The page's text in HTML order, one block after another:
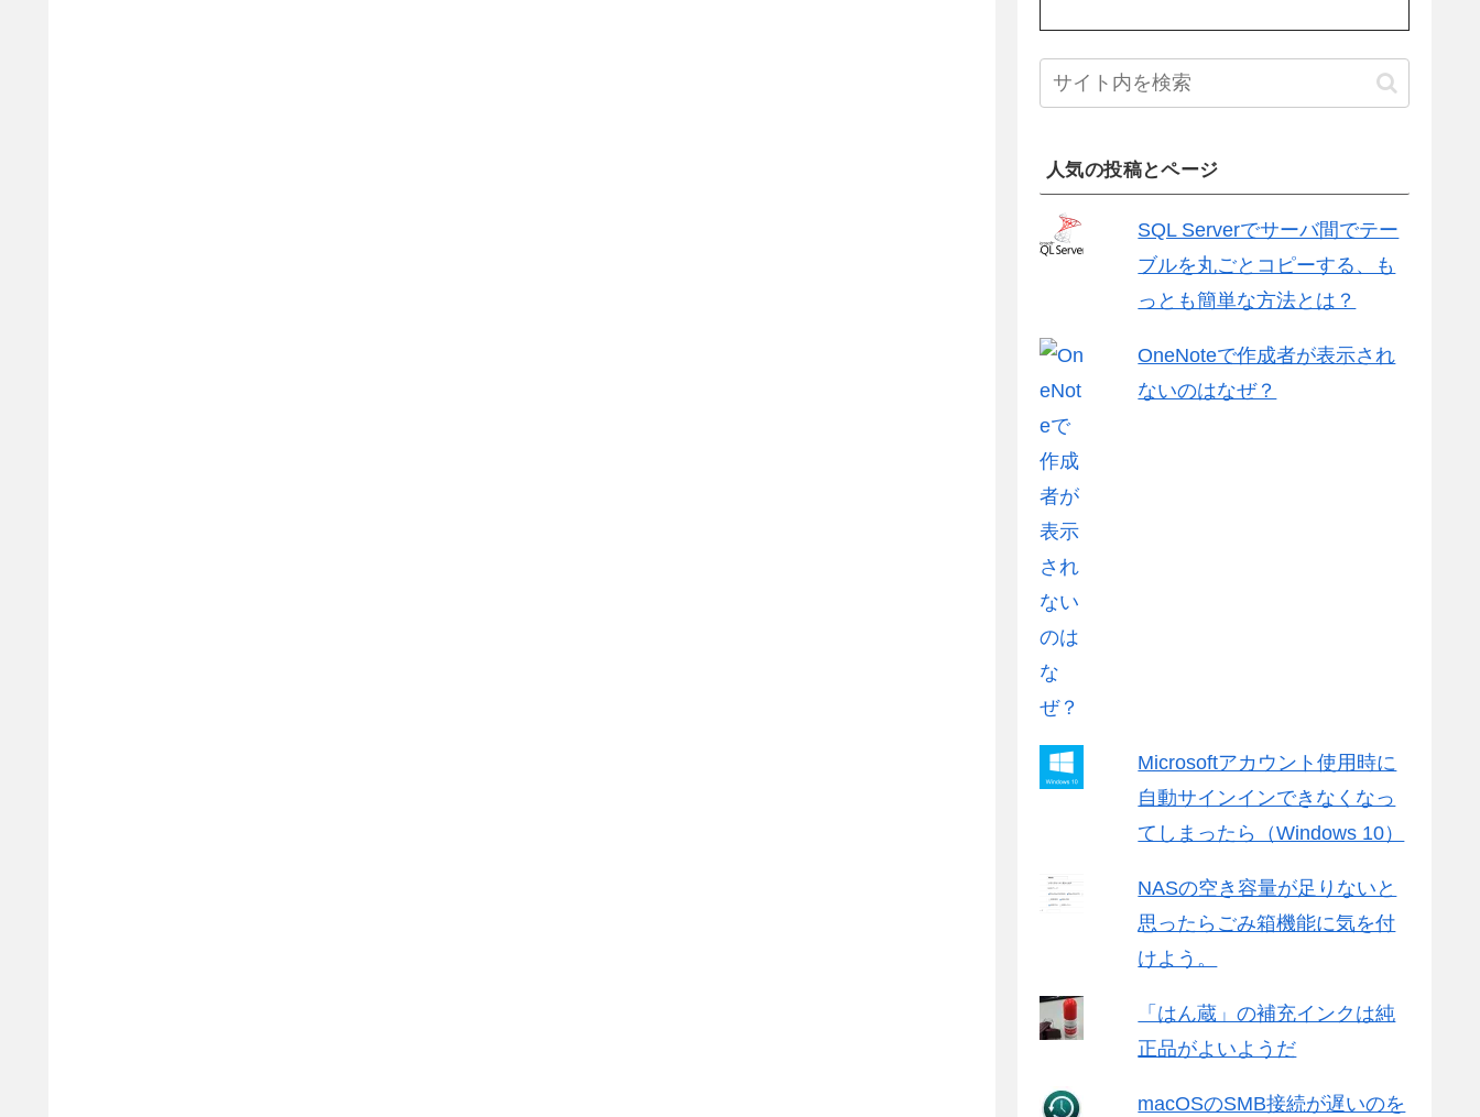
人気の投稿とページ
SQL Serverでサーバ間でテー
ブルを丸ごとコピーする、も
っとも簡単な方法とは？
OneNoteで作成者が表示され
ないのはなぜ？
Microsoftアカウント使用時に
自動サインインできなくなっ
てしまったら（Windows 10）
NASの空き容量が足りないと
思ったらごみ箱機能に気を付
けよう。
「はん蔵」の補充インクは純
正品がよいようだ
macOSのSMB接続が遅いのを